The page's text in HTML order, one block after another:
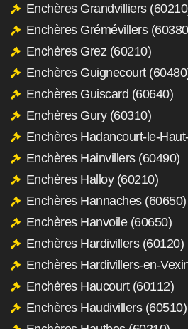
Enchères Grandvilliers
Enchères Grémévillers
Enchères Grez (60210)
Enchères Guignecourt
Enchères Guiscard (60640)
Enchères Gury (60310)
Enchères Hadancourt-le-
Enchères Hainvillers (60490)
Enchères Halloy (60210)
Enchères Hannaches (60650)
Enchères Hanvoile (60650)
Enchères Hardivillers (60120)
Enchères Hardivillers-en-
Enchères Haucourt (60112)
Enchères Haudivillers (60510)